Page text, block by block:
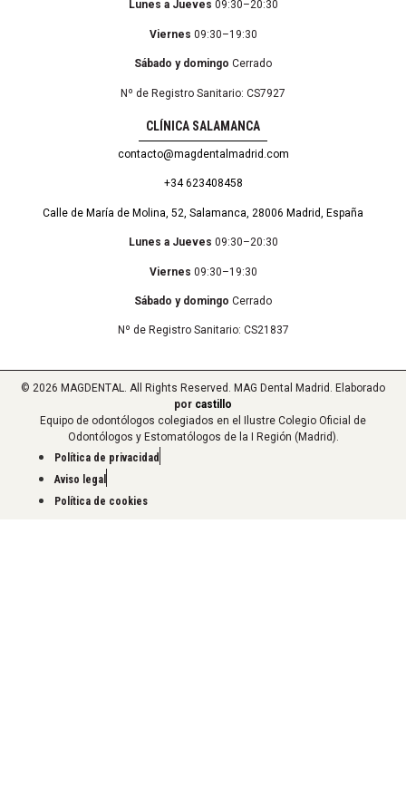
Lunes a Jueves 09:30–20:30
Viernes 09:30–19:30
Sábado y domingo Cerrado
Nº de Registro Sanitario: CS7927
CLÍNICA SALAMANCA
contacto@magdentalmadrid.com
+34 623408458
Calle de María de Molina, 52, Salamanca, 28006 Madrid, España
Lunes a Jueves 09:30–20:30
Viernes 09:30–19:30
Sábado y domingo Cerrado
Nº de Registro Sanitario: CS21837
Política de privacidad
Aviso legal
Política de cookies
© 2026 MAGDENTAL. All Rights Reserved. MAG Dental Madrid. Elaborado
por castillo
Equipo de odontólogos colegiados en el Ilustre Colegio Oficial de
Odontólogos y Estomatólogos de la I Región (Madrid).